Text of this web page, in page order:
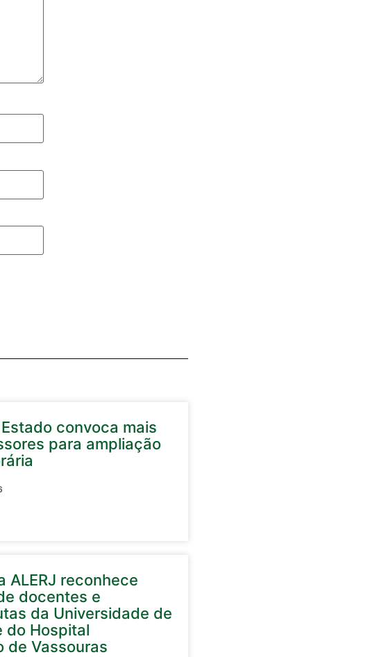
convoca mais
para ampliação
ALERJ reconhece
docentes e
da Universidade de
do Hospital
de Vassouras